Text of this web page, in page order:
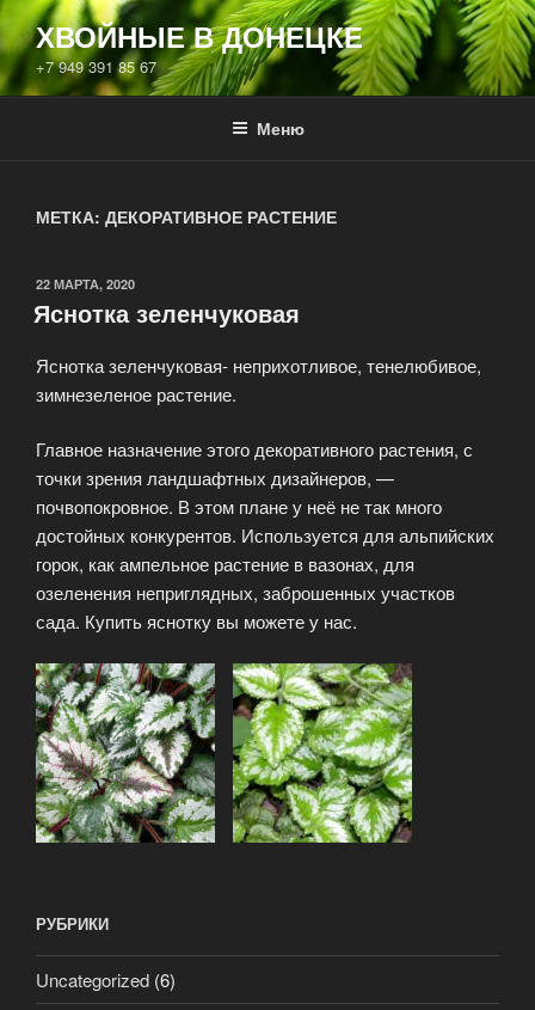
Перейти
к
содержимому
ХВОЙНЫЕ В ДОНЕЦКЕ
+7 949 391 85 67
Меню
МЕТКА: ДЕКОРАТИВНОЕ РАСТЕНИЕ
ОПУБЛИКОВАНО
22 МАРТА, 2020
Яснотка зеленчуковая
Яснотка зеленчуковая- неприхотливое, тенелюбивое,
зимнезеленое растение.
Главное назначение этого декоративного растения, с
точки зрения ландшафтных дизайнеров, —
почвопокровное. В этом плане у неё не так много
достойных конкурентов. Используется для альпийских
горок, как ампельное растение в вазонах, для
озеленения неприглядных, заброшенных участков
сада. Купить яснотку вы можете у нас.
РУБРИКИ
Uncategorized (6)